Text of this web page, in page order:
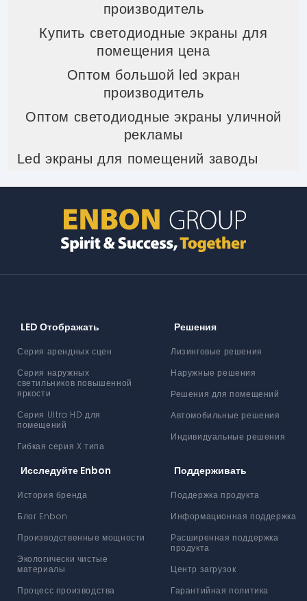
производитель
Купить светодиодные экраны для
помещения цена
Оптом большой led экран
производитель
Оптом светодиодные экраны уличной
рекламы
Led экраны для помещений заводы
LED Отображать
Серия арендных сцен
Серия наружных
светильников повышенной
яркости
Серия Ultra HD для
помещений
Гибкая серия X типа
Решения
Лизинговые решения
Наружные решения
Решения для помещений
Автомобильные решения
Индивидуальные решения
Исследуйте Enbon
История бренда
Блог Enbon
Производственные мощности
Экологически чистые
материалы
Процесс производства
Поддерживать
Поддержка продукта
Информационная поддержка
Расширенная поддержка
продукта
Центр загрузок
Гарантийная политика